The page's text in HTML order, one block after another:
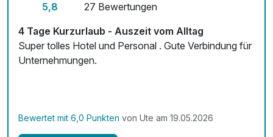
5,8
27 Bewertungen
4 Tage Kurzurlaub - Auszeit vom Alltag
Super tolles Hotel und Personal . Gute Verbindung für
Unternehmungen.
Bewertet mit 6,0 Punkten von Ute am 19.05.2026